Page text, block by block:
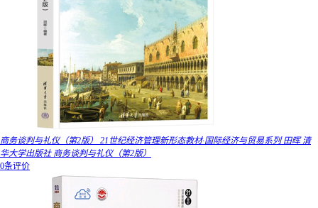
商务谈判与礼仪（第2版） 21世纪经济管理新形态教材·国际经济与贸易系列 田晖 清
华大学出版社 商务谈判与礼仪（第2版）
0条评价